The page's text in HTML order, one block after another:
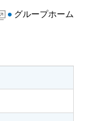
グループホーム